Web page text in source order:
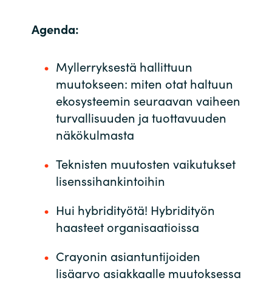
Poland
Qatar
Serbia
Slovenia
Spain
Agenda:
Myllerryksestä hallittuun
muutokseen: miten otat haltuun
ekosysteemin seuraavan vaiheen
turvallisuuden ja tuottavuuden
näkökulmasta
Teknisten muutosten vaikutukset
lisenssihankintoihin
Hui hybridityötä! Hybridityön
haasteet organisaatioissa
Crayonin asiantuntijoiden
lisäarvo asiakkaalle muutoksessa